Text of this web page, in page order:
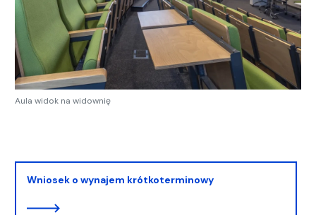
Aula widok na widownię
Wniosek o wynajem krótkoterminowy